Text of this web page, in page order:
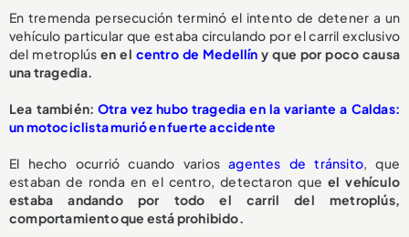
En tremenda persecución terminó el intento de detener a un
vehículo particular que estaba circulando por el carril exclusivo
del metroplúsen el centro de Medellín y que por poco causa
una tragedia.
Lea también: Otra vez hubo tragedia en la variante a Caldas:
un motociclista murió en fuerte accidente
El hecho ocurrió cuando variosagentes de tránsito, que
estaban de ronda en el centro, detectaron que el vehículo
estaba andando por todo el carril del metroplús,
comportamiento que está prohibido.